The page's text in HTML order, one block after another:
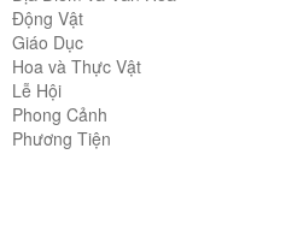
Động Vật
Giáo Dục
Hoa và Thực Vật
Lễ Hội
Phong Cảnh
Phương Tiện